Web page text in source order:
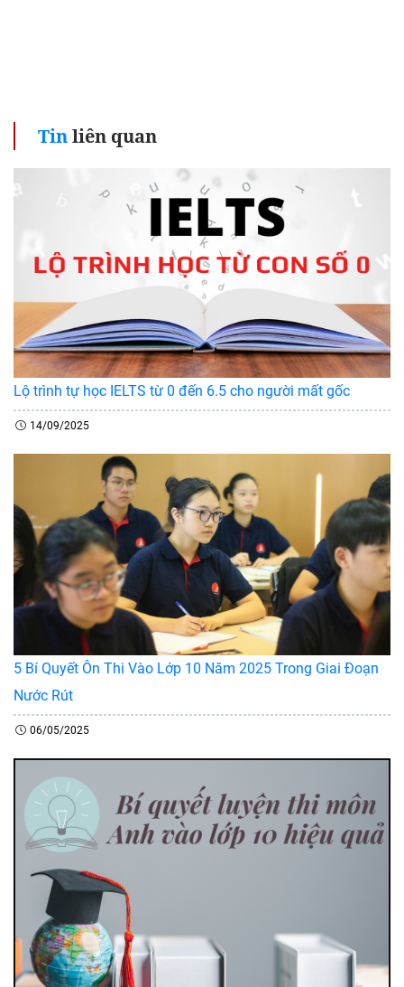
Tinliên quan
Lộ trình tự học IELTS từ 0 đến 6.5 cho người mất gốc
14/09/2025
5 Bí Quyết Ôn Thi Vào Lớp 10 Năm 2025 Trong Giai Đoạn
Nước Rút
06/05/2025